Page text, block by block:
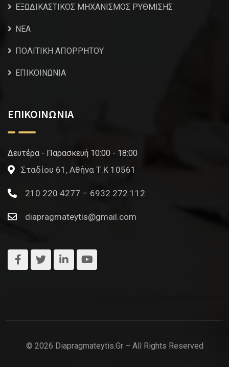
ΕΞΩΔΙΚΑΣΤΙΚΟΣ ΜΗΧΑΝΙΣΜΟΣ ΡΥΘΜΙΣΗΣ
NEA
ΠΟΛΙΤΙΚΗ ΑΠΟΡΡΗΤΟΥ
ΕΠΙΚΟΙΝΩΝΙΑ
ΕΠΙΚΟΙΝΩΝΙΑ
Δευτέρα - Παρασκευή 10:00 - 18:00
Σταδίου 61, Αθήνα Τ.Κ 10561
210 220 4277 – 6932 272 112
diapragmateytis@gmail.com
© 2026 Diapragmateytis.gr – All Rights Reserved